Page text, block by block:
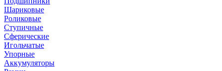
Шариковые
Роликовые
Ступичные
Сферические
Игольчатые
Упорные
Аккумуляторы